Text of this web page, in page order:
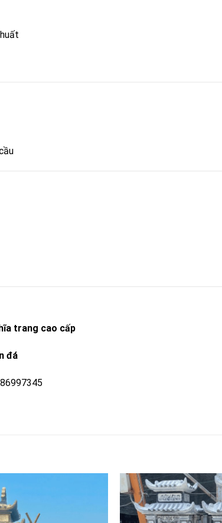
trang cao cấp
đá